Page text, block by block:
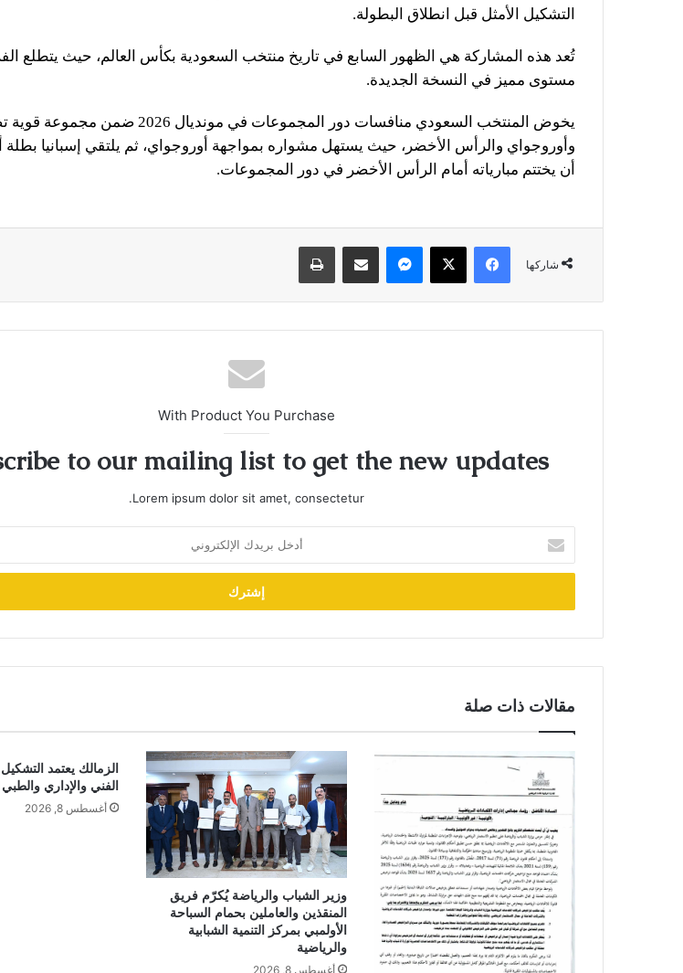
التشكيل الأمثل قبل انطلاق البطولة.
تُعد هذه المشاركة هي الظهور السابع في تاريخ منتخب السعودية بكأس العالم، حيث يتطلع
مستوى مميز في النسخة الجديدة.
يخوض المنتخب السعودي منافسات دور المجموعات في مونديال
وأوروجواي والرأس الأخضر، حيث يستهل مشواره بمواجهة أوروجواي، ثم يلتقي إسبانيا بطلة
أن يختتم مبارياته أمام الرأس الأخضر في دور المجموعات.
شاركها
فيسبوك X ماسنجر مشاركة عبر البريد طباعة
With Product You Purchase
to our mailing list to get the new updates!
Lorem ipsum dolor sit amet, consectetur.
بريدك
الإلكتروني
مقالات ذات صلة
وزير الشباب والرياضة يُكرّم فريق
المنقذين والعاملين بحمام السباحة
الأولمبي بمركز التنمية الشبابية
والرياضية
أغسطس 8, 2026
الزمالك يعتمد
الفني والإداري
أغسطس 8, 2026